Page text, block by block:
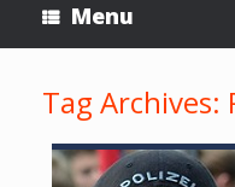
Menu
Tag Archives: